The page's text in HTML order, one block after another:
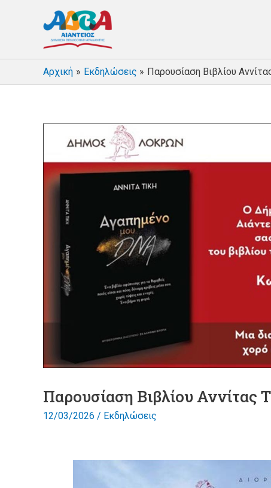
Αρχική Εκδηλώσεις Παρουσίαση Βιβλίου
Παρουσίαση Βιβλίου Αννίτας
12/03/2026 / Εκδηλώσεις